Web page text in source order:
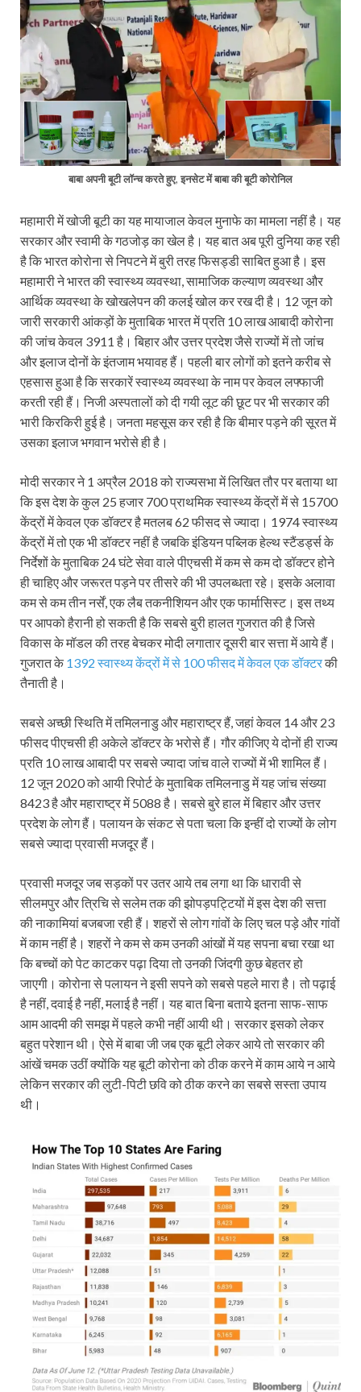
बाबा अपनी बूटी लॉन्च करते हुए, इनसेट में बाबा की बूटी कोरोनिल
महामारी में खोजी बूटी का यह मायाजाल केवल मुनाफे का मामला नहीं है। यह
सरकार और स्वामी के गठजोड़ का खेल है। यह बात अब पूरी दुनिया कह रही
है कि भारत कोरोना से निपटने में बुरी तरह फिसड्डी साबित हुआ है। इस
महामारी ने भारत की स्वास्थ्य व्यवस्था, सामाजिक कल्याण व्यवस्था और
आर्थिक व्यवस्था के खोखलेपन की कलई खोल कर रख दी है। 12 जून को
जारी सरकारी आंकड़ों के मुताबिक भारत में प्रति 10 लाख आबादी कोरोना
की जांच केवल 3911 है। बिहार और उत्तर प्रदेश जैसे राज्यों में तो जांच
और इलाज दोनों के इंतजाम भयावह हैं। पहली बार लोगों को इतने करीब से
एहसास हुआ है कि सरकारें स्वास्थ्य व्यवस्था के नाम पर केवल लफ्फाजी
करती रही हैं। निजी अस्पतालों को दी गयी लूट की छूट पर भी सरकार की
भारी किरकिरी हुई है। जनता महसूस कर रही है कि बीमार पड़ने की सूरत में
उसका इलाज भगवान भरोसे ही है।
मोदी सरकार ने 1 अप्रैल 2018 को राज्यसभा में लिखित तौर पर बताया था
कि इस देश के कुल 25 हजार 700 प्राथमिक स्वास्थ्य केंद्रों में से 15700
केंद्रों में केवल एक डॉक्टर है मतलब 62 फीसद से ज्यादा। 1974 स्वास्थ्य
केंद्रों में तो एक भी डॉक्टर नहीं है जबकि इंडियन पब्लिक हेल्थ स्टैंडर्ड्स के
निर्देशों के मुताबिक 24 घंटे सेवा वाले पीएचसी में कम से कम दो डॉक्टर होने
ही चाहिए और जरूरत पड़ने पर तीसरे की भी उपलब्धता रहे। इसके अलावा
कम से कम तीन नर्सें, एक लैब तकनीशियन और एक फार्मासिस्ट। इस तथ्य
पर आपको हैरानी हो सकती है कि सबसे बुरी हालत गुजरात की है जिसे
विकास के मॉडल की तरह बेचकर मोदी लगातार दूसरी बार सत्ता में आये हैं।
गुजरात के 1392 स्वास्थ्य केंद्रों में से 100 फीसद में केवल एक डॉक्टरकी
तैनाती है।
सबसे अच्छी स्थिति में तमिलनाडु और महाराष्ट्र हैं, जहां केवल 14 और 23
फीसद पीएचसी ही अकेले डॉक्टर के भरोसे हैं। गौर कीजिए ये दोनों ही राज्य
प्रति 10 लाख आबादी पर सबसे ज्यादा जांच वाले राज्यों में भी शामिल हैं।
12 जून 2020 को आयी रिपोर्ट के मुताबिक तमिलनाडु में यह जांच संख्या
8423 है और महाराष्ट्र में 5088 है। सबसे बुरे हाल में बिहार और उत्तर
प्रदेश के लोग हैं। पलायन के संकट से पता चला कि इन्हीं दो राज्यों के लोग
सबसे ज्यादा प्रवासी मजदूर हैं।
प्रवासी मजदूर जब सड़कों पर उतर आये तब लगा था कि धारावी से
सीलमपुर और त्रिचि से सलेम तक की झोपड़पट्टियों में इस देश की सत्ता
की नाकामियां बजबजा रही हैं। शहरों से लोग गांवों के लिए चल पड़े और गांवों
में काम नहीं है। शहरों ने कम से कम उनकी आंखों में यह सपना बचा रखा था
कि बच्चों को पेट काटकर पढ़ा दिया तो उनकी जिंदगी कुछ बेहतर हो
जाएगी। कोरोना से पलायन ने इसी सपने को सबसे पहले मारा है। तो पढ़ाई
है नहीं, दवाई है नहीं, मलाई है नहीं। यह बात बिना बताये इतना साफ-साफ
आम आदमी की समझ में पहले कभी नहीं आयी थी। सरकार इसको लेकर
बहुत परेशान थी। ऐसे में बाबा जी जब एक बूटी लेकर आये तो सरकार की
आंखें चमक उठीं क्योंकि यह बूटी कोरोना को ठीक करने में काम आये न आये
लेकिन सरकार की लुटी-पिटी छवि को ठीक करने का सबसे सस्ता उपाय
थी।